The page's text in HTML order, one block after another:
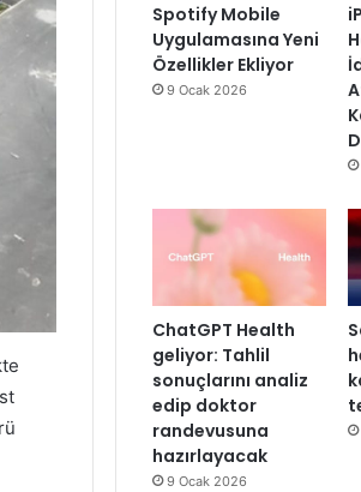
Spotify Mobile
Uygulamasına Yeni
Özellikler Ekliyor
9 Ocak 2026
ChatGPT Health
geliyor: Tahlil
sonuçlarını analiz
edip doktor
randevusuna
hazırlayacak
9 Ocak 2026